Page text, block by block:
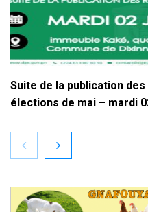
Suite de la publication
élections de mai – mardi